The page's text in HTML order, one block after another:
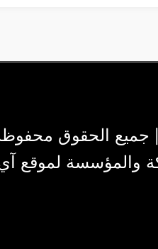
والمؤسسة لموقع